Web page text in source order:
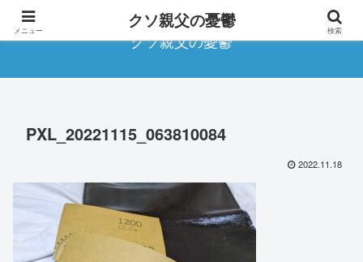
クソ親父の憂鬱
PXL_20221115_063810084
2022.11.18
メニュー クソ親父の憂鬱 検索